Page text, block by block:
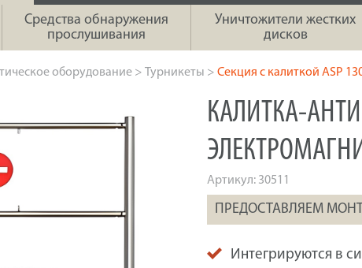
Средства обнаружения
прослушивания
Уничтожители жестких
дисков
оборудование > Турникеты > Секция с калиткой ASP
КАЛИТКА-
Артикул: 30511
ПРЕДОСТАВЛЯЕМ
Интегрируются в